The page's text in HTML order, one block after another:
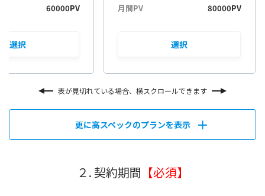
60000PV
選択
月間PV
80000PV
選択
表が見切れている場合、横スクロールできます
更に高スペックのプランを表示
２. 契約期間 【必須】